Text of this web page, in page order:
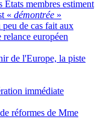
membres estiment
« démontrée »
de cas fait aux
relance européen
de l'Europe, la piste
immédiate
réformes de Mme